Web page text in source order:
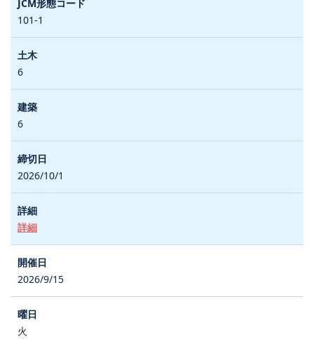
101-1
6
6
2026/10/1
詳細
2026/9/15
火